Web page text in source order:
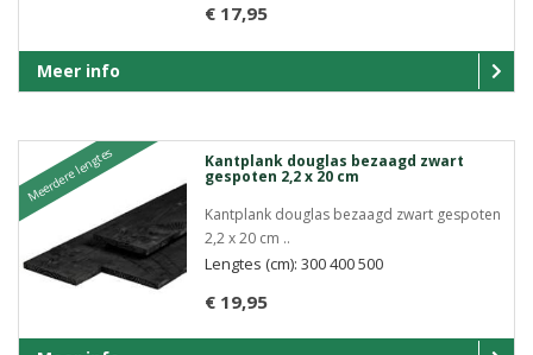
€ 17,95
Meer info
Meerdere lengtes Kantplank douglas bezaagd zwart
gespoten 2,2 x 20 cm
Kantplank douglas bezaagd zwart gespoten
2,2 x 20 cm ..
€ 19,95
Lengtes (cm): 300 400 500